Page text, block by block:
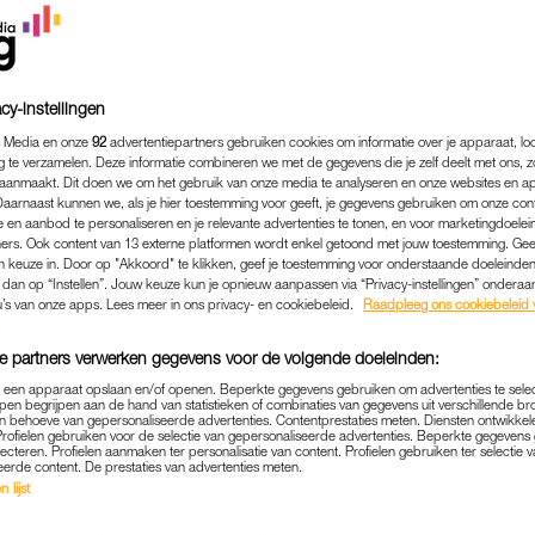
SOMMIGE MENSEN HUN
(EN ANDERE
FIT & GEZOND|WIL JE WETEN
17-08-2022 | MAAIKE KOOIJMAN
dat je dagelijks wakker wordt met een actieve
een beschamende situatie of een
instellingen
Media en onze 92 advertentiepartners gebruiken cookies om informatie over je apparaat,
te verzamelen. Deze informatie combineren we met de gegevens die je zelf deelt met ons,
Dit doen we om het gebruik van onze media te analyseren en onze websites en
kunnen we, als je hier toestemming voor geeft, je gegevens gebruiken om onze
en aanbod te personaliseren en je relevante advertenties te tonen, en voor
Ook content van 13 externe platformen wordt enkel getoond met jouw toestemming.
keuze in. Door op "Akkoord" te klikken, geef je toestemming voor onderstaande
op “Instellen”. Jouw keuze kun je opnieuw aanpassen via “Privacy-instellingen”
van onze apps. Lees meer in ons privacy- en cookiebeleid.
Raadpleeg ons cookiebeleid
partners verwerken gegevens voor de volgende doeleinden:
een apparaat opslaan en/of openen. Beperkte gegevens gebruiken om advertenties te
begrijpen aan de hand van statistieken of combinaties van gegevens uit verschillende
behoeve van gepersonaliseerde advertenties. Contentprestaties meten. Diensten
gebruiken voor de selectie van gepersonaliseerde advertenties. Beperkte
Profielen aanmaken ter personalisatie van content. Profielen gebruiken ter selectie
content. De prestaties van advertenties meten.
lijst